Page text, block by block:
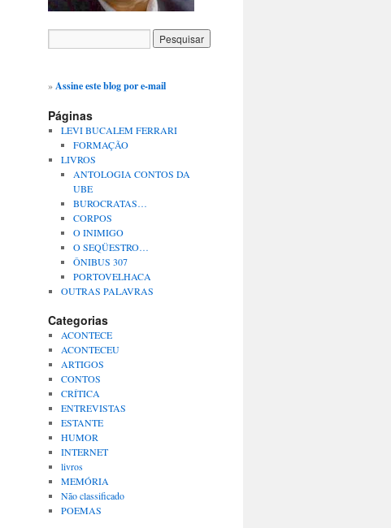
»Assine este blog por e-mail
Páginas
LEVI BUCALEM FERRARI
FORMAÇÃO
LIVROS
ANTOLOGIA CONTOS DA
UBE
BUROCRATAS…
CORPOS
O INIMIGO
O SEQÜESTRO…
ÔNIBUS 307
PORTOVELHACA
OUTRAS PALAVRAS
Categorias
ACONTECE
ACONTECEU
ARTIGOS
CONTOS
CRÍTICA
ENTREVISTAS
ESTANTE
HUMOR
INTERNET
livros
MEMÓRIA
Não classificado
POEMAS